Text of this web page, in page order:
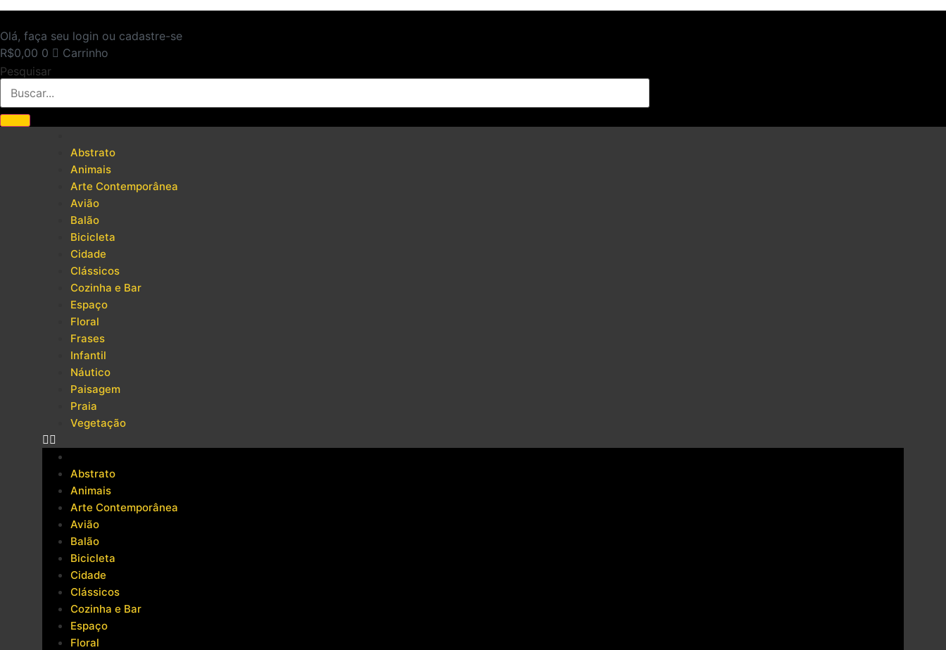
Ir
o
conteúdo
Olá, faça seu login ou cadastre-se
R$0,00 0
Carrinho
Pesquisar
Abstrato
Animais
Arte Contemporânea
Avião
Balão
Bicicleta
Cidade
Clássicos
Cozinha e Bar
Espaço
Floral
Frases
Infantil
Náutico
Paisagem
Praia
Vegetação
Abstrato
Animais
Arte Contemporânea
Avião
Balão
Bicicleta
Cidade
Clássicos
Cozinha e Bar
Espaço
Floral